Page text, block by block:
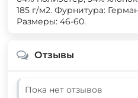
185 г/м2. Фурнитура:
Размеры: 46-60.
Отзывы
Пока нет отзывов